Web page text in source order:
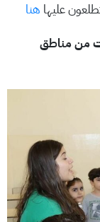
عليها هنا
من مناطق